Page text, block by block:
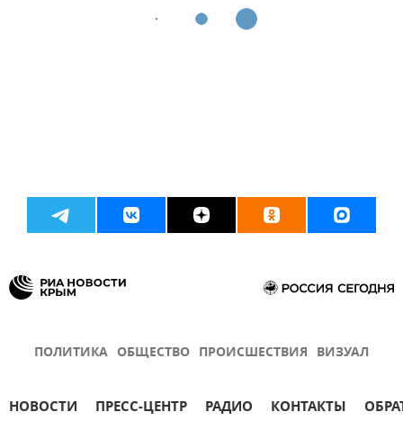
ПОЛИТИКА ОБЩЕСТВО ПРОИСШЕСТВИЯ ВИЗУАЛ
НОВОСТИ ПРЕСС-ЦЕНТР РАДИО КОНТАКТЫ